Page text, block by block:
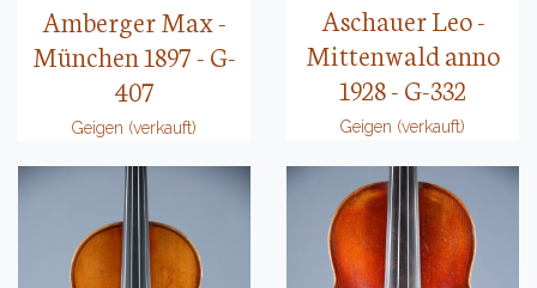
Amberger Max -
München 1897 - G-
407
Geigen (verkauft)
Aschauer Leo -
Mittenwald anno
1928 - G-332
Geigen (verkauft)